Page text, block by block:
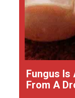
Fungus Is
From A